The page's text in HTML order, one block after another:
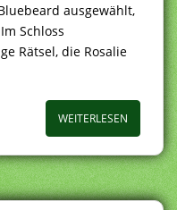
ausgewählt,
Schloss
Rätsel, die Rosalie
WEITERLESEN